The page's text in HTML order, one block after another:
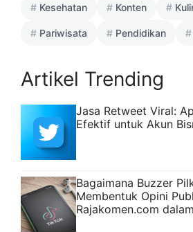
Kesehatan Konten
Pariwisata Pendidikan
Artikel Trending
Jasa Retweet Viral:
Efektif untuk Akun
Bagaimana Buzzer
Membentuk Opini
Rajakomen.com